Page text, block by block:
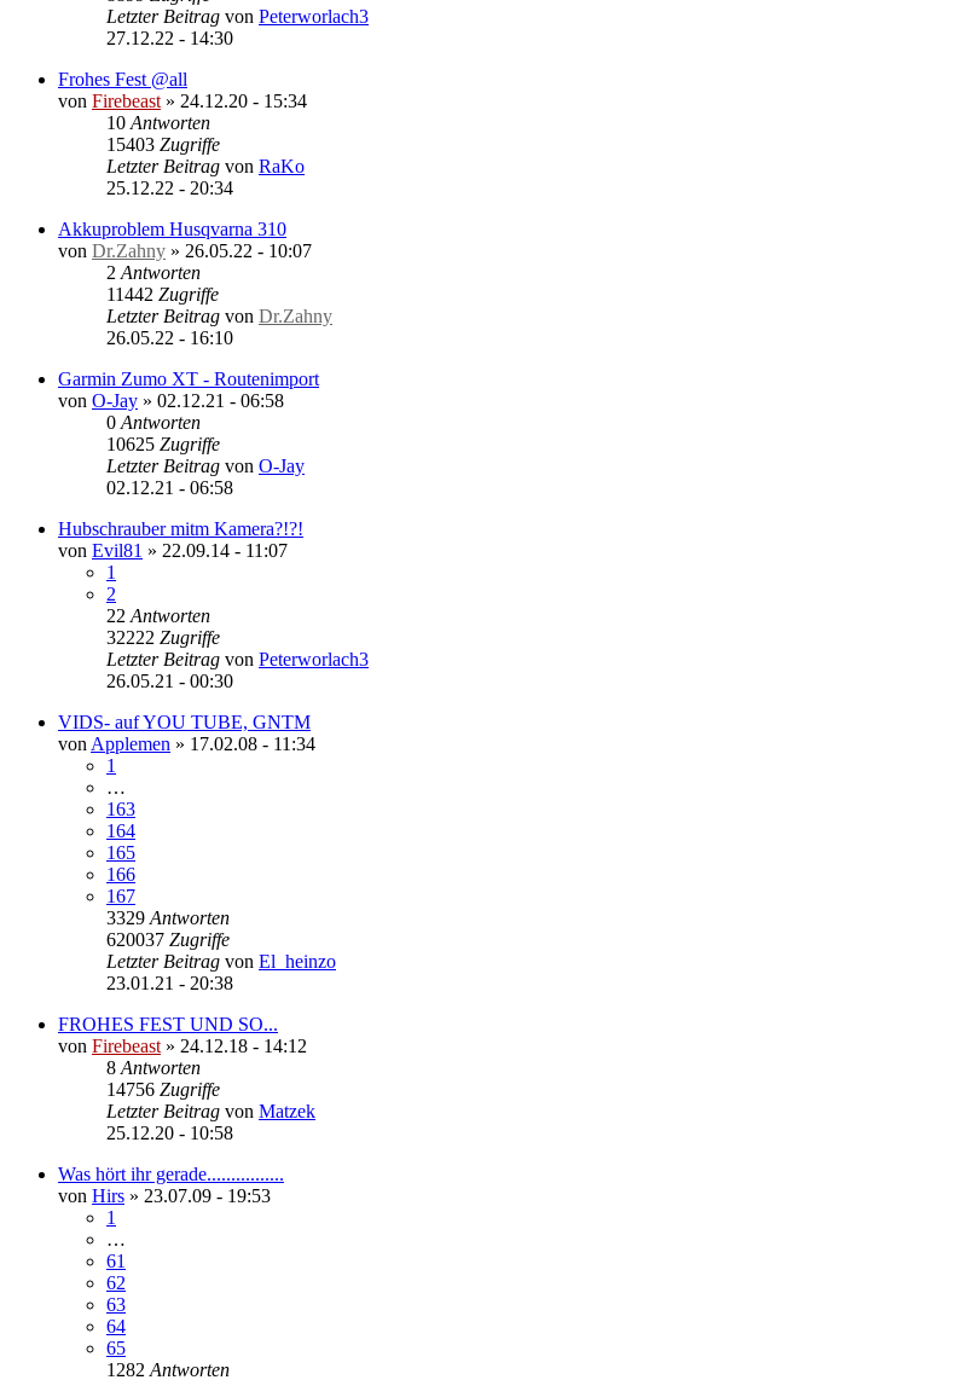
Letzter Beitrag von Peterworlach3
27.12.22 - 14:30
Frohes Fest @all
von Firebeast » 24.12.20 - 15:34
10 Antworten
15403 Zugriffe
Letzter Beitrag von RaKo
25.12.22 - 20:34
Akkuproblem Husqvarna 310
von Dr.Zahny » 26.05.22 - 10:07
2 Antworten
11442 Zugriffe
Letzter Beitrag von Dr.Zahny
26.05.22 - 16:10
Garmin Zumo XT - Routenimport
von O-Jay » 02.12.21 - 06:58
0 Antworten
10625 Zugriffe
Letzter Beitrag von O-Jay
02.12.21 - 06:58
Hubschrauber mitm Kamera?!?!
von Evil81 » 22.09.14 - 11:07
1
2
22 Antworten
32222 Zugriffe
Letzter Beitrag von Peterworlach3
26.05.21 - 00:30
VIDS- auf YOU TUBE, GNTM
von Applemen » 17.02.08 - 11:34
1
…
163
164
165
166
167
3329 Antworten
620037 Zugriffe
Letzter Beitrag von El_heinzo
23.01.21 - 20:38
FROHES FEST UND SO...
von Firebeast » 24.12.18 - 14:12
8 Antworten
14756 Zugriffe
Letzter Beitrag von Matzek
25.12.20 - 10:58
Was hört ihr gerade................
von Hirs » 23.07.09 - 19:53
1
…
61
62
63
64
65
1282 Antworten